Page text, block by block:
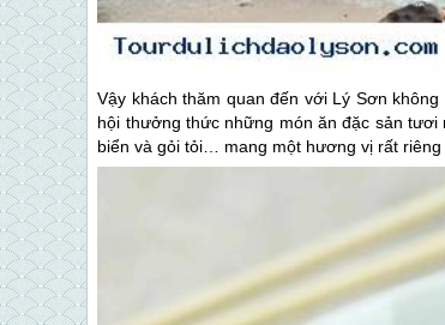
Vậy khách thăm quan đến với Lý Sơn
hội thưởng thức những món ăn đặc sản
biển và gỏi tỏi… mang một hương vị rất riêng